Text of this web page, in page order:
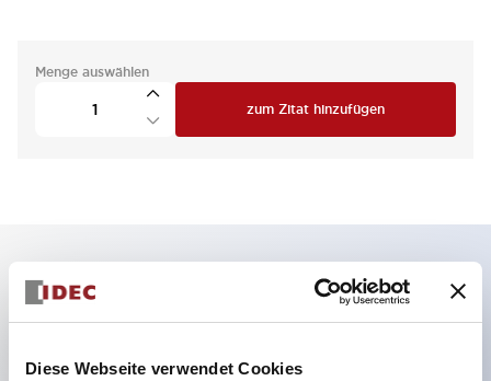
Diese Webseite verwendet Cookies
Menge auswählen
zum Zitat hinzufügen
Hauptmerkmale
Mehrfachbefestigung möglich